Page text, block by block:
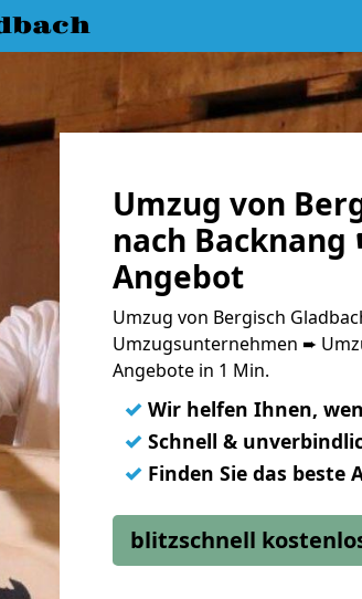
Umzug von
nach Backnang
Angebot
Umzug von Bergisch
Umzugsunternehmen ➨
Angebote in 1 Min.
✓ Wir helfen Ihnen,
✓ Schnell &
✓ Finden Sie das beste
blitzschnell